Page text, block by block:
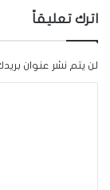
اترك تعليقاً
لن يتم نشر عنوان